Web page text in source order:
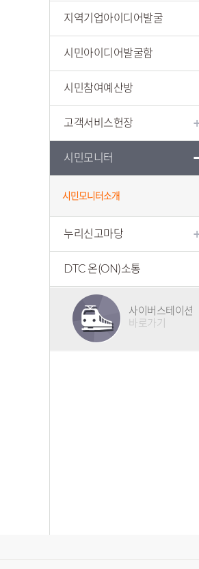
지역기업아이디어발굴
시민아이디어발굴함
시민참여예산방
고객서비스헌장
시민모니터
시민모니터소개
누리신고마당
DTC 온(ON)소통
사이버스테이션
바로가기